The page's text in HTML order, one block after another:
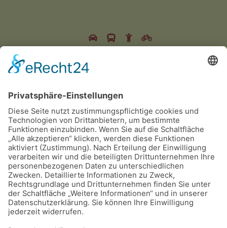
Dateien
Strausberg-2023-Ergebnisse